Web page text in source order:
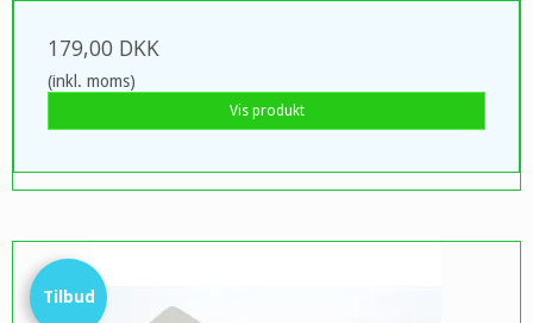
179,00 DKK
(inkl. moms)
Vis produkt
Tilbud